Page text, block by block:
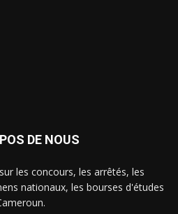
DE NOUS
les concours, les arrêtés, les
nationaux, les bourses d'études